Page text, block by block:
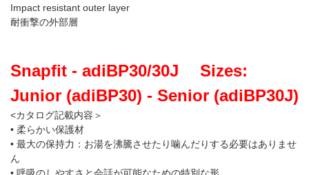
Impact resistant outer layer
耐衝撃の外部層
Snapfit - adiBP30/30J Sizes:
Junior (adiBP30) - Senior (adiBP30J)
<カタログ記載内容＞
• 柔らかい保護材
• 最大の保持力：お湯を沸騰させたり噛んだりする必要はありませ
ん